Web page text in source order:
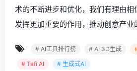
术的不断进步和优化，我们有理由
发挥更加重要的作用，推动创意产业
# AI工具排行榜 # AI 3D生成
# Tafi AI
# 生成式AI